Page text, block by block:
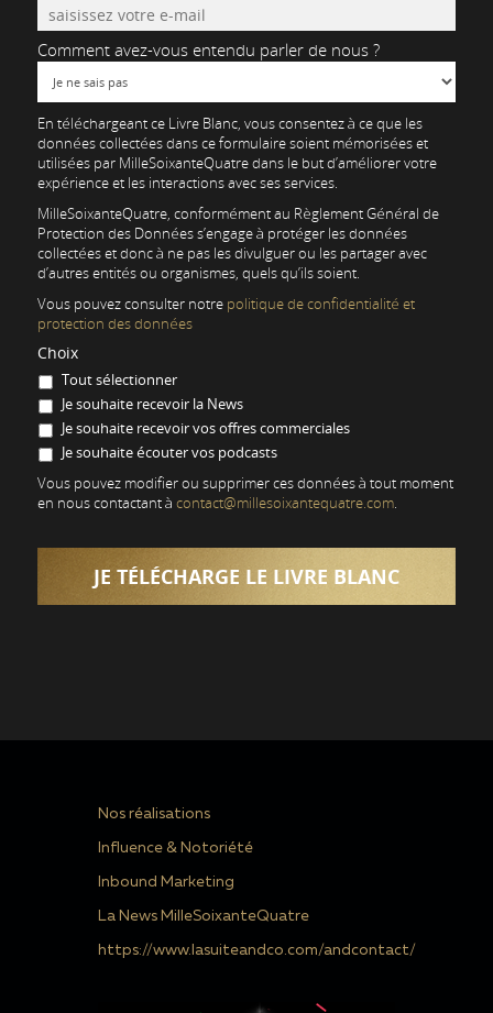
Comment avez-vous entendu parler de nous ?
En téléchargeant ce Livre Blanc, vous consentez à ce que les
données collectées dans ce formulaire soient mémorisées et
utilisées par MilleSoixanteQuatre dans le but d’améliorer votre
expérience et les interactions avec ses services.
MilleSoixanteQuatre, conformément au Règlement Général de
Protection des Données s’engage à protéger les données
collectées et donc à ne pas les divulguer ou les partager avec
d’autres entités ou organismes, quels qu’ils soient.
Vous pouvez consulter notre politique de confidentialité et
protection des données
Choix
Tout sélectionner
Je souhaite recevoir la News
Je souhaite recevoir vos offres commerciales
Je souhaite écouter vos podcasts
Vous pouvez modifier ou supprimer ces données à tout moment
en nous contactant à contact@millesoixantequatre.com.
Nos réalisations
Influence & Notoriété
Inbound Marketing
La News MilleSoixanteQuatre
https://www.lasuiteandco.com/andcontact/